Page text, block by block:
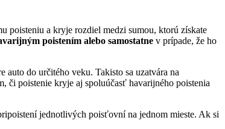
poisteniu a kryje rozdiel medzi sumou, ktorú získate
poistením alebo samostatne v prípade, že ho
do určitého veku. Takisto sa uzatvára na
či poistenie kryje aj spoluúčasť havarijného poistenia
jednotlivých poisťovní na jednom mieste. Ak si